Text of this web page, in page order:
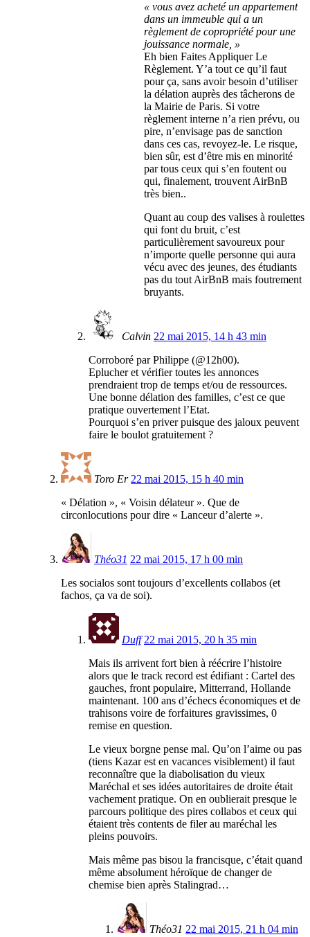
« vous avez acheté un appartement
dans un immeuble qui a un
règlement de copropriété pour une
jouissance normale, »
Eh bien Faites Appliquer Le
Règlement. Y’a tout ce qu’il faut
pour ça, sans avoir besoin d’utiliser
la délation auprès des tâcherons de
la Mairie de Paris. Si votre
règlement interne n’a rien prévu, ou
pire, n’envisage pas de sanction
dans ces cas, revoyez-le. Le risque,
bien sûr, est d’être mis en minorité
par tous ceux qui s’en foutent ou
qui, finalement, trouvent AirBnB
très bien..
Quant au coup des valises à roulettes
qui font du bruit, c’est
particulièrement savoureux pour
n’importe quelle personne qui aura
vécu avec des jeunes, des étudiants
pas du tout AirBnB mais foutrement
bruyants.
Calvin 22 mai 2015, 14 h 43 min
Corroboré par Philippe (@12h00).
Eplucher et vérifier toutes les annonces
prendraient trop de temps et/ou de ressources.
Une bonne délation des familles, c’est ce que
pratique ouvertement l’Etat.
Pourquoi s’en priver puisque des jaloux peuvent
faire le boulot gratuitement ?
Toro Er 22 mai 2015, 15 h 40 min
« Délation », « Voisin délateur ». Que de
circonlocutions pour dire « Lanceur d’alerte ».
Théo31 22 mai 2015, 17 h 00 min
Les socialos sont toujours d’excellents collabos (et
fachos, ça va de soi).
Duff 22 mai 2015, 20 h 35 min
Mais ils arrivent fort bien à réécrire l’histoire
alors que le track record est édifiant : Cartel des
gauches, front populaire, Mitterrand, Hollande
maintenant. 100 ans d’échecs économiques et de
trahisons voire de forfaitures gravissimes, 0
remise en question.
Le vieux borgne pense mal. Qu’on l’aime ou pas
(tiens Kazar est en vacances visiblement) il faut
reconnaître que la diabolisation du vieux
Maréchal et ses idées autoritaires de droite était
vachement pratique. On en oublierait presque le
parcours politique des pires collabos et ceux qui
étaient très contents de filer au maréchal les
pleins pouvoirs.
Mais même pas bisou la francisque, c’était quand
même absolument héroïque de changer de
chemise bien après Stalingrad…
Théo31 22 mai 2015, 21 h 04 min